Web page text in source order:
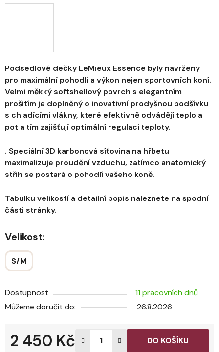
Podsedlové dečky LeMieux Essence byly navrženy
pro maximální pohodlí a výkon nejen sportovních koní.
Velmi měkký softshellový povrch s elegantním
prošitím je doplněný o inovativní prodyšnou podšívku
s chladícími vlákny, které efektivně odvádějí teplo a
pot a tím zajišťují optimální regulaci teploty.
. Speciální 3D karbonová síťovina na hřbetu
maximalizuje proudění vzduchu, zatímco anatomický
střih se postará o pohodlí vašeho koně.
Tabulku velikostí a detailní popis naleznete na spodní
části stránky.
Velikost:
S/M
Dostupnost
11 pracovních dnů
Můžeme doručit do:
26.8.2026
2 450 Kč DO KOŠÍKU